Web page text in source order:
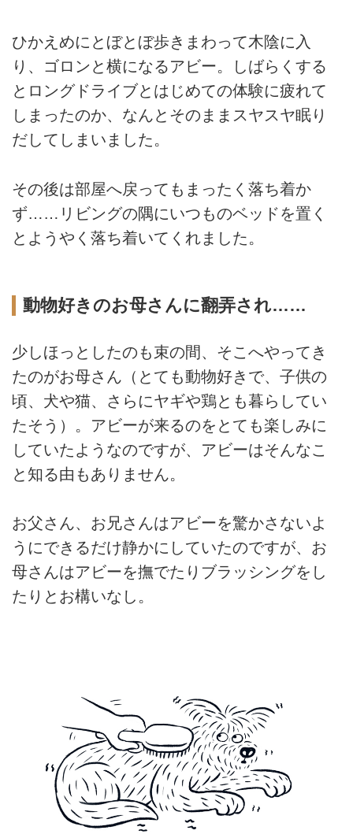
ひかえめにとぼとぼ歩きまわって木陰に入
り、ゴロンと横になるアビー。しばらくする
とロングドライブとはじめての体験に疲れて
しまったのか、なんとそのままスヤスヤ眠り
だしてしまいました。
その後は部屋へ戻ってもまったく落ち着か
ず……リビングの隅にいつものベッドを置く
とようやく落ち着いてくれました。
動物好きのお母さんに翻弄され……
少しほっとしたのも束の間、そこへやってき
たのがお母さん（とても動物好きで、子供の
頃、犬や猫、さらにヤギや鶏とも暮らしてい
たそう）。アビーが来るのをとても楽しみに
していたようなのですが、アビーはそんなこ
と知る由もありません。
お父さん、お兄さんはアビーを驚かさないよ
うにできるだけ静かにしていたのですが、お
母さんはアビーを撫でたりブラッシングをし
たりとお構いなし。